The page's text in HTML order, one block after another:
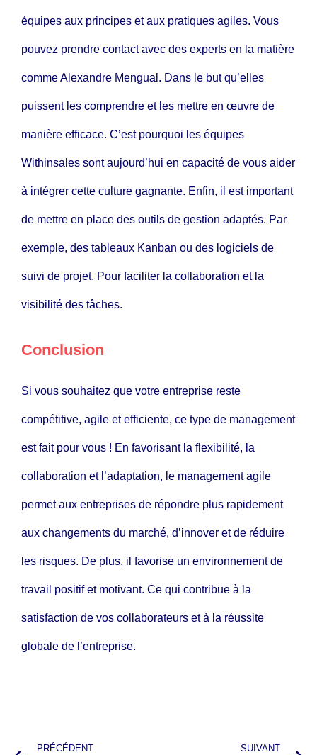
équipes aux principes et aux pratiques agiles. Vous
pouvez prendre contact avec des experts en la matière
commeAlexandre Mengual . Dans le but qu’elles
puissent les comprendre et les mettre en œuvre de
manière efficace. C’est pourquoi les équipes
Withinsales sont aujourd’hui en capacité de vous aider
à intégrer cette culture gagnante. Enfin, il est important
de mettre en place des outils de gestion adaptés. Par
exemple, des tableaux Kanban ou des logiciels de
suivi de projet. Pour faciliter la collaboration et la
visibilité des tâches.
Conclusion
Si vous souhaitez que votre entreprise reste
compétitive, agile et efficiente, ce type de management
est fait pour vous ! En favorisant la flexibilité, la
collaboration et l’adaptation, le management agile
permet aux entreprises de répondre plus rapidement
aux changements du marché, d’innover et de réduire
les risques. De plus, il favorise un environnement de
travail positif et motivant. Ce qui contribue à la
satisfaction de vos collaborateurs et à la réussite
globale de l’entreprise.
PRÉCÉDENT SUIVANT